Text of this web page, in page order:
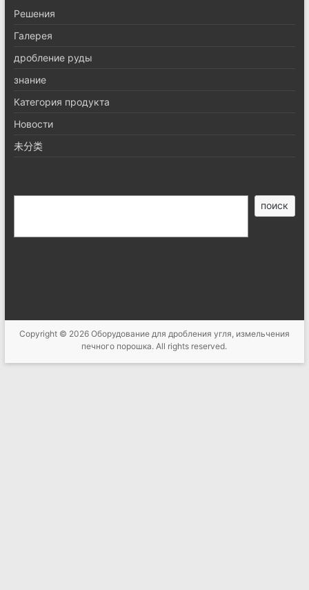
Pешения
Галерея
дробление руды
знание
Категория продукта
Новости
未分类
поиск
Copyright © 2026 Оборудование для дробления угля, измельчения
печного порошка. All rights reserved.